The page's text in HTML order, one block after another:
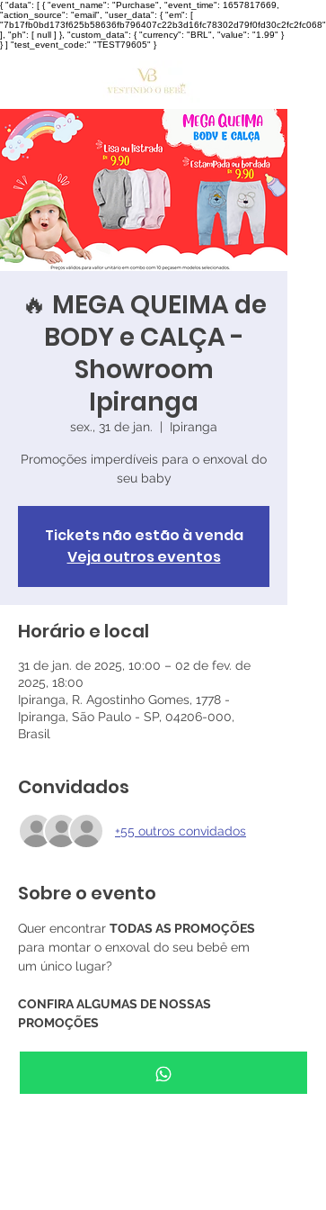
{ "data": [ { "event_name": "Purchase", "event_time": 1657817669,
"action_source": "email", "user_data": { "em": [
"7b17fb0bd173f625b58636fb796407c22b3d16fc78302d79f0fd30c2fc2fc068"
], "ph": [ null ] }, "custom_data": { "currency": "BRL", "value": "1.99" }
} ] "test_event_code:" "TEST79605" }
🔥 MEGA QUEIMA de
BODY e CALÇA -
Showroom
Ipiranga
sex., 31 de jan. Ipiranga
Promoções imperdíveis para o enxoval do
seu baby
Tickets não estão à venda
Veja outros eventos
Horário e local
31 de jan. de 2025, 10:00 – 02 de fev. de
2025, 18:00
Ipiranga, R. Agostinho Gomes, 1778 -
Ipiranga, São Paulo - SP, 04206-000,
Brasil
Convidados
+55 outros convidados
Sobre o evento
Quer encontrar TODAS AS PROMOÇÕES
para montar o enxoval do seu bebê em
um único lugar?
CONFIRA ALGUMAS DE NOSSAS
PROMOÇÕES
🔥 Body 100% algodão R$ 9,90
🔥 Calça virá pé 100% algodão R$ 9,90